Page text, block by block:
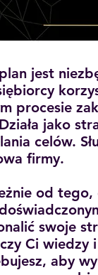
jest
procesie
jako
celów.
firmy.
od tego,
swoje
Ci wiedzy
aby